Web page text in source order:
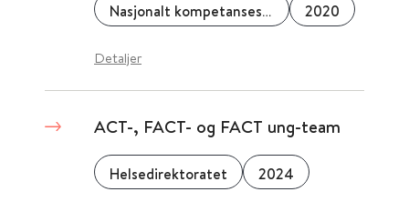
Nasjonalt kompetansesenter for psykisk helsearbeid (NAPHA) 2020
Detaljer
ACT-, FACT- og FACT ung-team
Helsedirektoratet 2024